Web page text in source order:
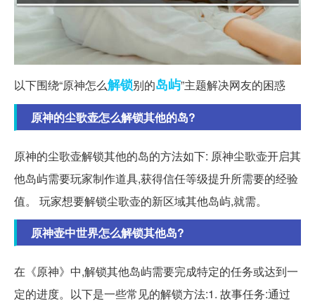
以下围绕“原神怎么解锁别的岛屿”主题解决网友的困惑
原神的尘歌壶怎么解锁其他的岛?
原神的尘歌壶解锁其他的岛的方法如下: 原神尘歌壶开启其
他岛屿需要玩家制作道具,获得信任等级提升所需要的经验
值。 玩家想要解锁尘歌壶的新区域其他岛屿,就需。
原神壶中世界怎么解锁其他岛?
在《原神》中,解锁其他岛屿需要完成特定的任务或达到一
定的进度。以下是一些常见的解锁方法:1. 故事任务:通过